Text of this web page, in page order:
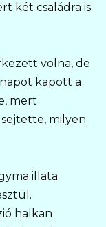
két családra is
volna, de
kapott a
mert
milyen
illata
halkan